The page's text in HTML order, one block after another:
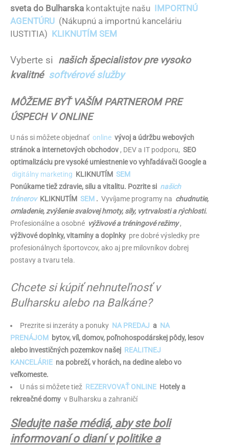
sveta do Bulharska kontaktujte našu IMPORTNÚ
AGENTÚRU (Nákupnú a importnú kanceláriu
IUSTITIA) KLIKNUTÍM SEM
Vyberte si našich špecialistov pre vysoko
kvalitné softvérové ​​služby
MÔŽEME BYŤ VAŠÍM PARTNEROM PRE
ÚSPECH V ONLINE
U nás si môžete objednať online vývoj a údržbu webových
stránok a internetových obchodov , DEV a IT podporu, SEO
optimalizáciu pre vysoké umiestnenie vo vyhľadávači Google a
digitálny marketing KLIKNUTÍM SEM
Ponúkame tiež zdravie, silu a vitalitu. Pozrite si našich
trénerovKLIKNUTÍM SEM . Vyvíjame programy na chudnutie,
omladenie, zvýšenie svalovej hmoty, sily, vytrvalosti a rýchlosti.
Profesionálne a osobné výživové a tréningové režimy,
výživové doplnky, vitamíny a doplnky pre dobré výsledky pre
profesionálnych športovcov, ako aj pre milovníkov dobrej
postavy a tvaru tela.
Chcete si kúpiť nehnuteľnosť v
Bulharsku alebo na Balkáne?
Prezrite si inzeráty a ponuky NA PREDAJ a NA
PRENÁJOM
bytov, víl, domov, poľnohospodárskej pôdy, lesov
alebo investičných pozemkov našej REALITNEJ
KANCELÁRIE na pobreží, v horách, na dedine alebo vo
veľkomeste.
U nás si môžete tiež REZERVOVAŤ ONLINE Hotely a
rekreačné domy v Bulharsku a zahraničí
Sledujte naše médiá, aby ste boli
informovaní o dianí v politike a